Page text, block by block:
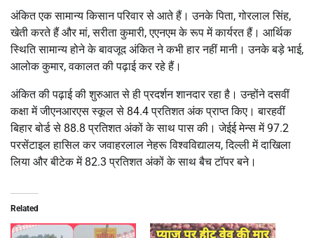
अंकित एक सामान्य किसान परिवार से आते हैं। उनके पिता, गोरलाल सिंह,
खेती करते हैं और मां, सरीता कुमारी, एएनएम के रूप में कार्यरत हैं। आर्थिक
स्थिति सामान्य होने के बावजूद अंकित ने कभी हार नहीं मानी। उनके बड़े भाई,
आलोक कुमार, वकालत की पढ़ाई कर रहे हैं।
अंकित की पढ़ाई की शुरुआत से ही प्रदर्शन शानदार रहा है। उन्होंने दसवीं
कक्षा में जीएनआरएस स्कूल से 84.4 प्रतिशत अंक प्राप्त किए। बारहवीं
बिहार बोर्ड से 88.8 प्रतिशत अंकों के साथ पास की। जेईई मेन्स में 97.2
परसेंटाइल हासिल कर जवाहरलाल नेहरू विश्वविद्यालय, दिल्ली में दाखिला
लिया और बीटेक में 82.3 प्रतिशत अंकों के साथ बैच टॉपर बने।
Related